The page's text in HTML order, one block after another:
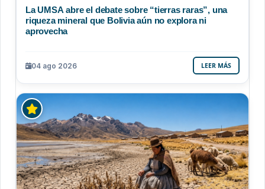
La UMSA abre el debate sobre “tierras raras”, una
riqueza mineral que Bolivia aún no explora ni
aprovecha
04 ago 2026 LEER MÁS